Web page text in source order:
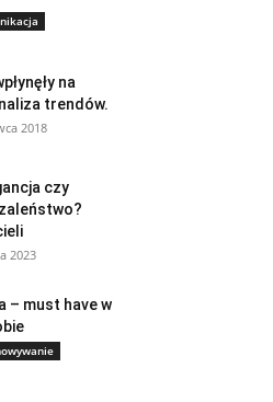
na
trendów.
2018
czy
2023
– must have w